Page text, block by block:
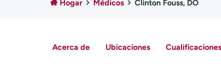
Hogar Médicos Clinton Fouss, DO
Acerca de Ubicaciones